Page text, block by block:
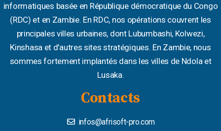
informatiques basée en République démocratique du Congo
(RDC) et en Zambie. En RDC, nos opérations couvrent les
principales villes urbaines, dont Lubumbashi, Kolwezi,
Kinshasa et d'autres sites stratégiques. En Zambie, nous
sommes fortement implantés dans les villes de Ndola et
Lusaka.
Contacts
infos@afrisoft-pro.com